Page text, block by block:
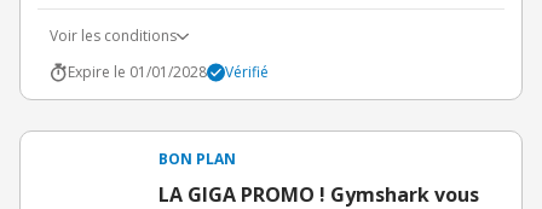
Voir les conditions
Expire le 01/01/2028
Vérifié
BON PLAN
LA GIGA PROMO ! Gymshark vous